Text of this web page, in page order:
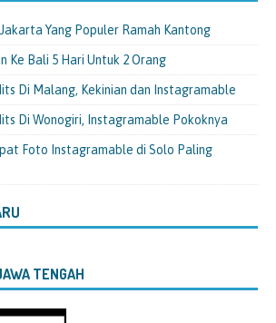
Yang Populer Ramah Kantong
Ke Bali 5 Hari Untuk 2 Orang
Di Malang, Kekinian dan Instagramable
Di Wonogiri, Instagramable Pokoknya
Foto Instagramable di Solo Paling
TENGAH